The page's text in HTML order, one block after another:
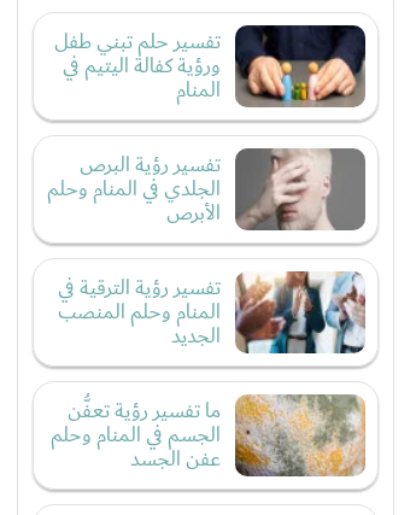
تفسير حلم تبني طفل
ورؤية كفالة اليتيم في
المنام
تفسير رؤية البرص
الجلدي في المنام وحلم
الأبرص
تفسير رؤية الترقية في
المنام وحلم المنصب
الجديد
ما تفسير رؤية تعفُّن
الجسم في المنام وحلم
عفن الجسد